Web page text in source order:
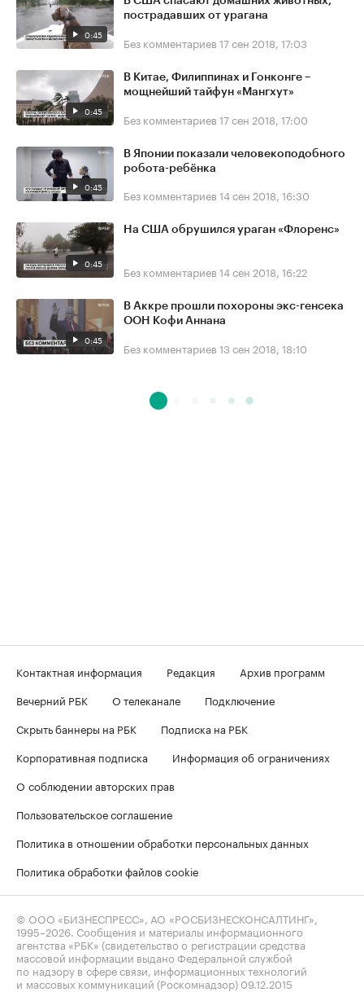
0:45
пострадавших от урагана
Без комментариев 17 сен 2018, 17:03
0:45
В Китае, Филиппинах и Гонконге –
мощнейший тайфун «Мангхут»
Без комментариев 17 сен 2018, 17:00
0:45
В Японии показали человекоподобного
робота-ребёнка
Без комментариев 14 сен 2018, 16:30
0:45
На США обрушился ураган «Флоренс»
Без комментариев 14 сен 2018, 16:22
0:45
В Аккре прошли похороны экс-генсека
ООН Кофи Аннана
Без комментариев 13 сен 2018, 18:10
Контактная информация Редакция
Архив программ
Вечерний РБК
О телеканале
Подключение
Скрыть баннеры на РБК
Подписка на РБК
Корпоративная подписка
Информация об ограничениях
О соблюдении авторских прав
Пользовательское соглашение
Политика в отношении обработки персональных данных
Политика обработки файлов cookie
© ООО «БИЗНЕСПРЕСС», АО «РОСБИЗНЕСКОНСАЛТИНГ»,
1995–2026 . Сообщения и материалы информационного
агентства «РБК» (свидетельство о регистрации средства
массовой информации выдано Федеральной службой
по надзору в сфере связи, информационных технологий
и массовых коммуникаций (Роскомнадзор) 09.12.2015